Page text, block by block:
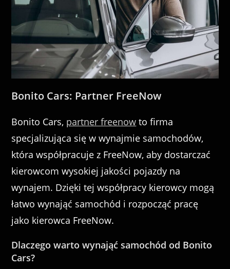
Bonito Cars: Partner FreeNow
Bonito Cars, partner freenow to firma
specjalizująca się w wynajmie samochodów,
która współpracuje z FreeNow, aby dostarczać
kierowcom wysokiej jakości pojazdy na
wynajem. Dzięki tej współpracy kierowcy mogą
łatwo wynająć samochód i rozpocząć pracę
jako kierowca FreeNow.
Dlaczego warto wynająć samochód od Bonito
Cars?